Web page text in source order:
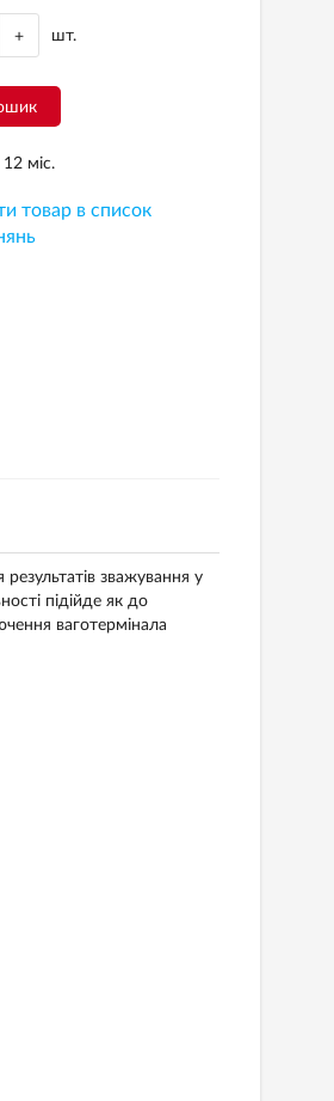
+ шт.
12 міс.
товар в список
зважування у
підійде як до
ваготермінала